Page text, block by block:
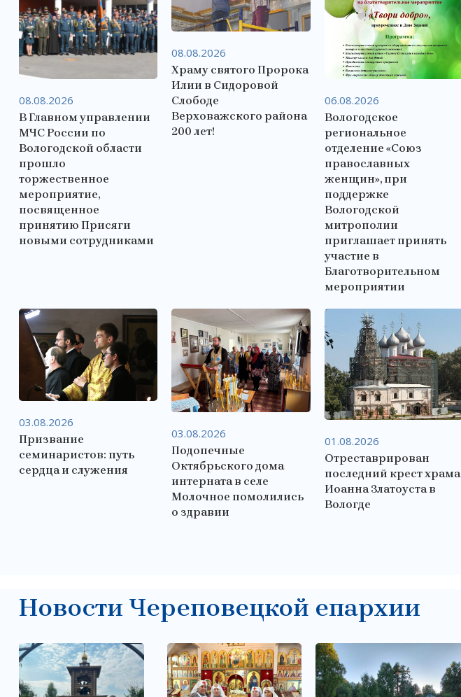
В Главном управлении
МЧС России по
Вологодской области
прошло
торжественное
мероприятие,
посвященное
принятию Присяги
новыми сотрудниками
08.08.2026
Храму святого Пророка
Илии в Сидоровой
Слободе
Верховажского района
200 лет!
08.08.2026
Вологодское
региональное
отделение «Союз
православных
женщин», при
поддержке
Вологодской
митрополии
приглашает принять
участие в
Благотворительном
мероприятии
06.08.2026
Призвание
семинаристов: путь
сердца и служения
03.08.2026
Подопечные
Октябрьского дома
интерната в селе
Молочное помолились
о здравии
03.08.2026
Отреставрирован
последний крест храма
Иоанна Златоуста в
Вологде
01.08.2026
Новости Череповецкой епархии